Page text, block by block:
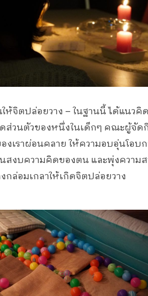
ห้จิตปล่อยวาง – ในฐานนี้ ได้แนวคิ
ส่วนตัวของหนึ่งในเด็กๆ คณะผู้จัด
งเราผ่อนคลาย ให้ความอบอุ่นโอบ
สงบความคิดของตน และพุ่งความ
กล่อมเกลาให้เกิดจิตปล่อยวาง